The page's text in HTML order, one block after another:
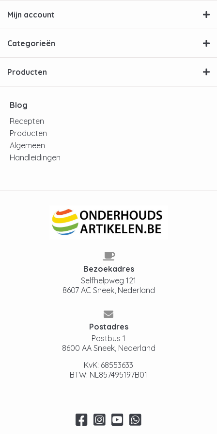
Mijn account
Categorieën
Producten
Blog
Recepten
Producten
Algemeen
Handleidingen
Bezoekadres
Selfhelpweg 121
8607 AC Sneek, Nederland
Postadres
Postbus 1
8600 AA Sneek, Nederland
KvK: 68553633
BTW: NL857495197B01